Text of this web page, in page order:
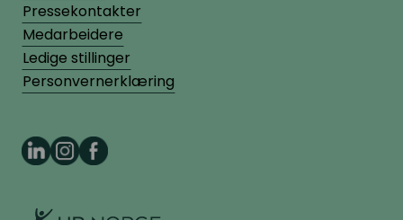
Pressekontakter
Medarbeidere
Ledige stillinger
Personvernerklæring
HR Norge